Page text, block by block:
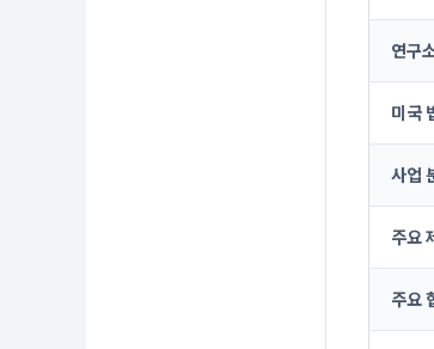
연구
미국
사업
주요
주요